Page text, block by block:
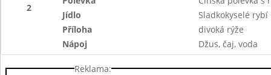
2
Jídlo
Sladkokyselé
Příloha
divoká rýže
Nápoj
Džus, čaj, voda
Reklama: